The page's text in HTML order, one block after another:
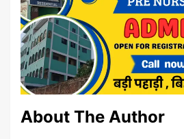
About The Author